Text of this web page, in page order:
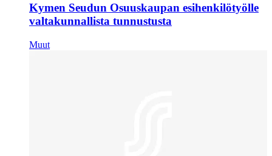
Kymen Seudun Osuuskaupan esihenkilötyölle
valtakunnallista tunnustusta
Muut